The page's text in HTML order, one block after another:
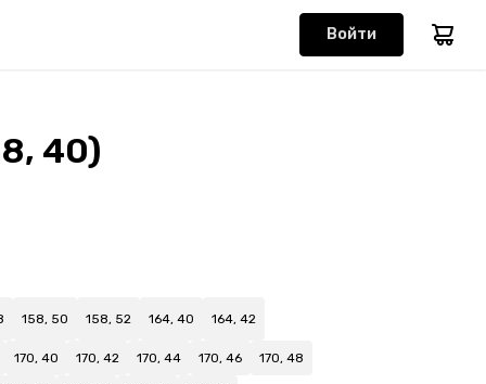
Войти
40)
158, 50 158, 52 164, 40 164, 42
170, 40 170, 42 170, 44 170, 46 170, 48